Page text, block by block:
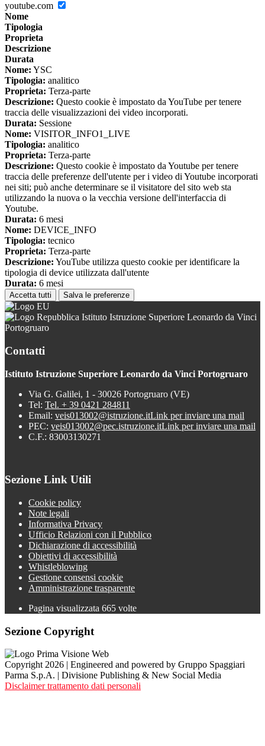
youtube.com
Nome
Tipologia
Proprieta
Descrizione
Durata
Nome: YSC
Tipologia: analitico
Proprieta: Terza-parte
Descrizione: Questo cookie è impostato da YouTube per tenere
traccia delle visualizzazioni dei video incorporati.
Durata: Sessione
Nome: VISITOR_INFO1_LIVE
Tipologia: analitico
Proprieta: Terza-parte
Descrizione: Questo cookie è impostato da Youtube per tenere
traccia delle preferenze dell'utente per i video di Youtube incorporati
nei siti; può anche determinare se il visitatore del sito web sta
utilizzando la nuova o la vecchia versione dell'interfaccia di
Youtube.
Durata: 6 mesi
Nome: DEVICE_INFO
Tipologia: tecnico
Proprieta: Terza-parte
Descrizione: YouTube utilizza questo cookie per identificare la
tipologia di device utilizzata dall'utente
Durata: 6 mesi
Accetta tutti Salva le preferenze
Istituto Istruzione Superiore Leonardo da Vinci
Portogruaro
Contatti
Istituto Istruzione Superiore Leonardo da Vinci Portogruaro
Via G. Galilei, 1 - 30026 Portogruaro (VE)
Tel: Tel. + 39 0421 284811
Email: veis013002@istruzione.itLink per inviare una mail
PEC: veis013002@pec.istruzione.itLink per inviare una mail
C.F.: 83003130271
Sezione Link Utili
Cookie policy
Note legali
Informativa Privacy
Ufficio Relazioni con il Pubblico
Dichiarazione di accessibilità
Obiettivi di accessibilità
Whistleblowing
Gestione consensi cookie
Amministrazione trasparente
Pagina visualizzata 665 volte
Sezione Copyright
Copyright 2026 | Engineered and powered by Gruppo Spaggiari
Parma S.p.A. | Divisione Publishing & New Social Media
Disclaimer trattamento dati personali